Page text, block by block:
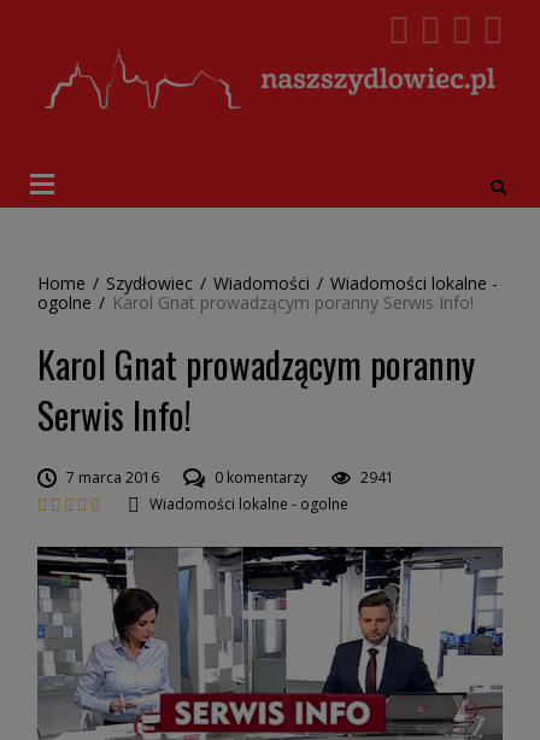
Home / Szydłowiec / Wiadomości / Wiadomości lokalne -
ogolne / Karol Gnat prowadzącym poranny Serwis Info!
Karol Gnat prowadzącym poranny
Serwis Info!
7 marca 2016 0 komentarzy
2941
Wiadomości lokalne - ogolne